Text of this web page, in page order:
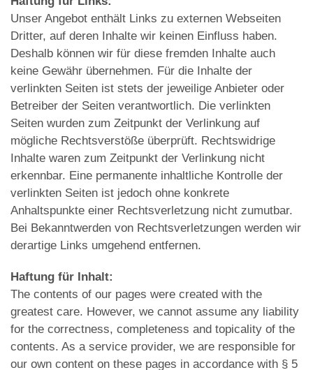
Unser Angebot enthält Links zu externen Webseiten
Dritter, auf deren Inhalte wir keinen Einfluss haben.
Deshalb können wir für diese fremden Inhalte auch
keine Gewähr übernehmen. Für die Inhalte der
verlinkten Seiten ist stets der jeweilige Anbieter oder
Betreiber der Seiten verantwortlich. Die verlinkten
Seiten wurden zum Zeitpunkt der Verlinkung auf
mögliche Rechtsverstöße überprüft. Rechtswidrige
Inhalte waren zum Zeitpunkt der Verlinkung nicht
erkennbar. Eine permanente inhaltliche Kontrolle der
verlinkten Seiten ist jedoch ohne konkrete
Anhaltspunkte einer Rechtsverletzung nicht zumutbar.
Bei Bekanntwerden von Rechtsverletzungen werden wir
derartige Links umgehend entfernen.
Haftung für Inhalt:
The contents of our pages were created with the
greatest care. However, we cannot assume any liability
for the correctness, completeness and topicality of the
contents. As a service provider, we are responsible for
our own content on these pages in accordance with § 5